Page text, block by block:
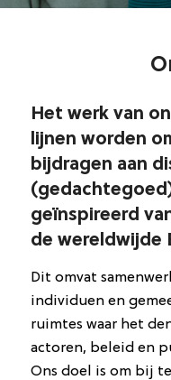
Het werk van
lijnen worden
bijdragen aan
geïnspireerd
de wereldwijde
Dit omvat
individuen en
ruimtes waar het
actoren, beleid en
Ons doel is om bij